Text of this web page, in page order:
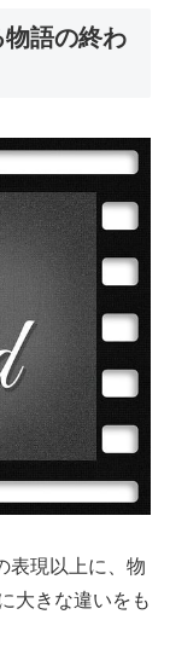
物語の終わ
表現以上に、物
大きな違いをも